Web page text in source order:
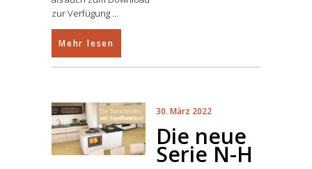
zur Verfügung
Mehr lesen
30. März 2022
Die neue
Serie N-H